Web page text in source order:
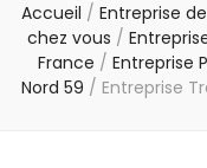
Accueil / Entreprise
chez vous /
France / Entreprise
Nord 59 / Entreprise